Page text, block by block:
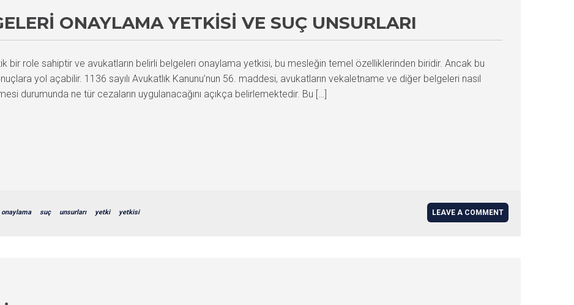
ONAYLAMA YETKISI VE SUÇ UNSURLARI
bir role sahiptir ve avukatların belirli belgeleri onaylama yetkisi, bu mesleğin temel özelliklerinden biridir. Ancak bu
yol açabilir. 1136 sayılı Avukatlık Kanunu’nun 56. maddesi, avukatların vekaletname ve diğer belgeleri nasıl
durumunda ne tür cezaların uygulanacağını açıkça belirlemektedir. Bu […]
onaylama suç unsurları yetki yetkisi LEAVE A COMMENT